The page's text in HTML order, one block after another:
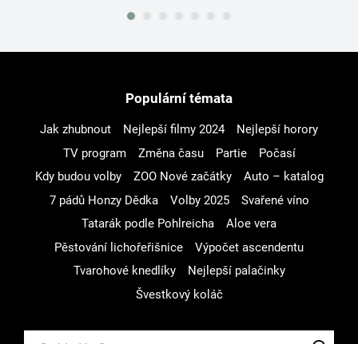
Populární témata
Jak zhubnout Nejlepší filmy 2024
Nejlepší horory
TV program
Změna času Partie
Počasí
Kdy budou volby
ZOO Nové začátky
Auto – katalog
7 pádů Honzy Dědka
Volby 2025
Svařené víno
Tatarák podle Pohlreicha
Aloe vera
Pěstování lichořeřišnice
Výpočet ascendentu
Tvarohové knedlíky
Nejlepší palačinky
Švestkový koláč